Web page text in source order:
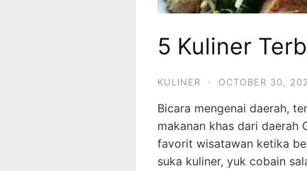
5 Kuliner
KULINER · OCTOBER 30,
Bicara mengenai daerah,
makanan khas dari daerah
favorit wisatawan ketika
suka kuliner, yuk cobain